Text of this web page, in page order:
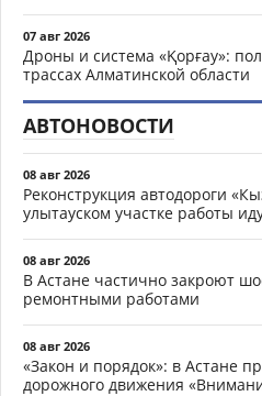
07 авг 2026
Дроны и система «Қорғау»:
трассах Алматинской области
АВТОНОВОСТИ
08 авг 2026
Реконструкция автодороги
улытауском участке работы
08 авг 2026
В Астане частично закроют
ремонтными работами
08 авг 2026
«Закон и порядок»: в Астане
дорожного движения